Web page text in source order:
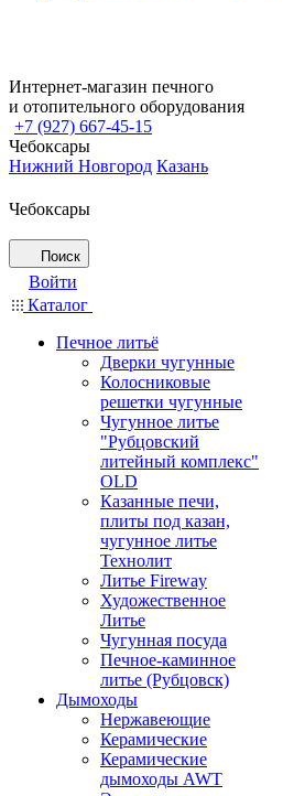
Интернет-магазин печного
и отопительного оборудования
+7 (927) 667-45-15
Чебоксары
Нижний Новгород Казань
Чебоксары
Поиск
Войти
Каталог
Печное литьё
Дверки чугунные
Колосниковые
решетки чугунные
Чугунное литье
"Рубцовский
литейный комплекс"
OLD
Казанные печи,
плиты под казан,
чугунное литье
Технолит
Литье Fireway
Художественное
Литье
Чугунная посуда
Печное-каминное
литье (Рубцовск)
Дымоходы
Нержавеющие
Керамические
Керамические
дымоходы AWT